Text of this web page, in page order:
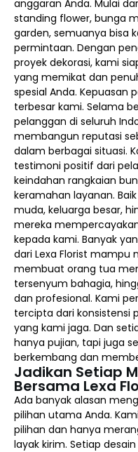
anggaran Anda. Mulai
standing flower, bunga
garden, semuanya bisa
permintaan. Dengan
proyek dekorasi, kami
yang memikat dan
spesial Anda. Kepuasan
terbesar kami. Selama
pelanggan di seluruh
membangun reputasi
dalam berbagai situasi.
testimoni positif dari
keindahan rangkaian
keramahan layanan.
muda, keluarga besar,
mereka
kepada kami. Banyak
dari Lexa Florist mampu
membuat orang tua
tersenyum bahagia,
dan profesional. Kami
tercipta dari konsistensi
yang kami jaga. Dan
hanya pujian, tapi juga
berkembang dan
Jadikan Setiap
Bersama Lexa
Ada banyak alasan
pilihan utama Anda.
pilihan dan hanya
layak kirim. Setiap